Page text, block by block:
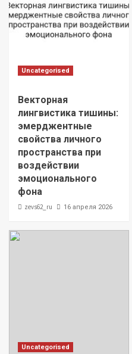
Uncategorised
Векторная
лингвистика тишины:
эмерджентные
свойства личного
пространства при
воздействии
эмоционального
фона
zevs62_ru 16 апреля 2026
Uncategorised